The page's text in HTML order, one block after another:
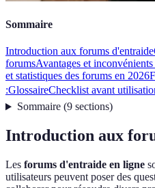
Sommaire
Introduction aux forums d'entraide
forumsAvantages et
et statistiques des forums en 2026
:GlossaireChecklist avant
Sommaire(9 sections)
Introduction aux
Les forums d'entraide en ligne
utilisateurs peuvent poser des